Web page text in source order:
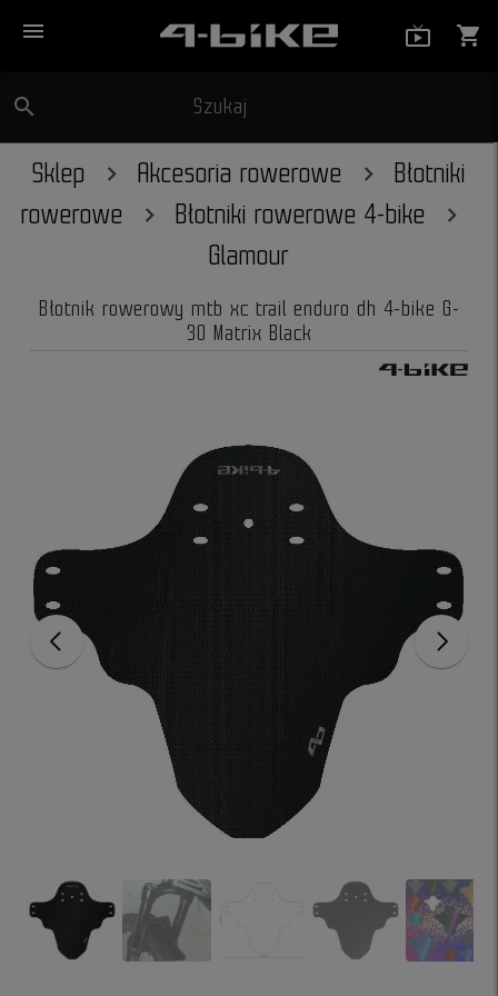
menu shopping_cart
search Szukaj
Sklep Akcesoria rowerowe
Błotniki
rowerowe
Błotniki rowerowe 4-bike
Glamour
Błotnik rowerowy mtb xc trail enduro dh 4-bike G-
30 Matrix Black